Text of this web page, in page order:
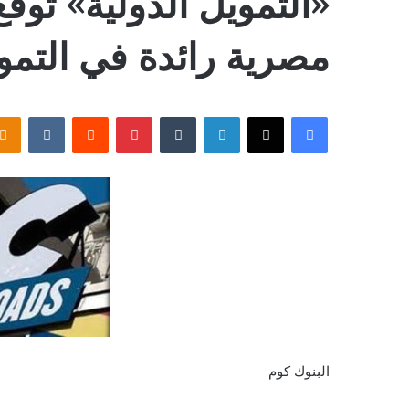
مصرية رائدة في
فيسبوك ‫X لينكدإن بينتيريست
البنوك كوم